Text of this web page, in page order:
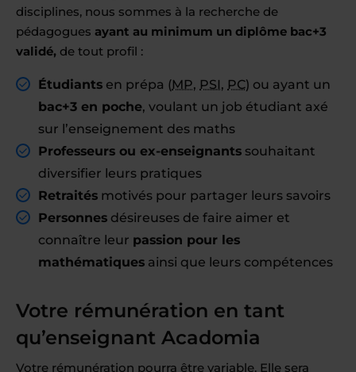
disciplines, nous sommes à la recherche de
pédagogues ayant au minimum un diplôme bac+3
validé, de tout profil :
Étudiants en prépa (MP, PSI, PC) ou ayant un
bac+3 en poche, voulant un job étudiant axé
sur l’enseignement des maths
Professeurs ou ex-enseignants souhaitant
diversifier leurs pratiques
Retraités motivés pour partager leurs savoirs
Personnes désireuses de faire aimer et
connaître leur passion pour les
mathématiques ainsi que leurs compétences
Votre rémunération en tant
qu’enseignant Acadomia
Votre rémunération pourra être variable. Elle sera